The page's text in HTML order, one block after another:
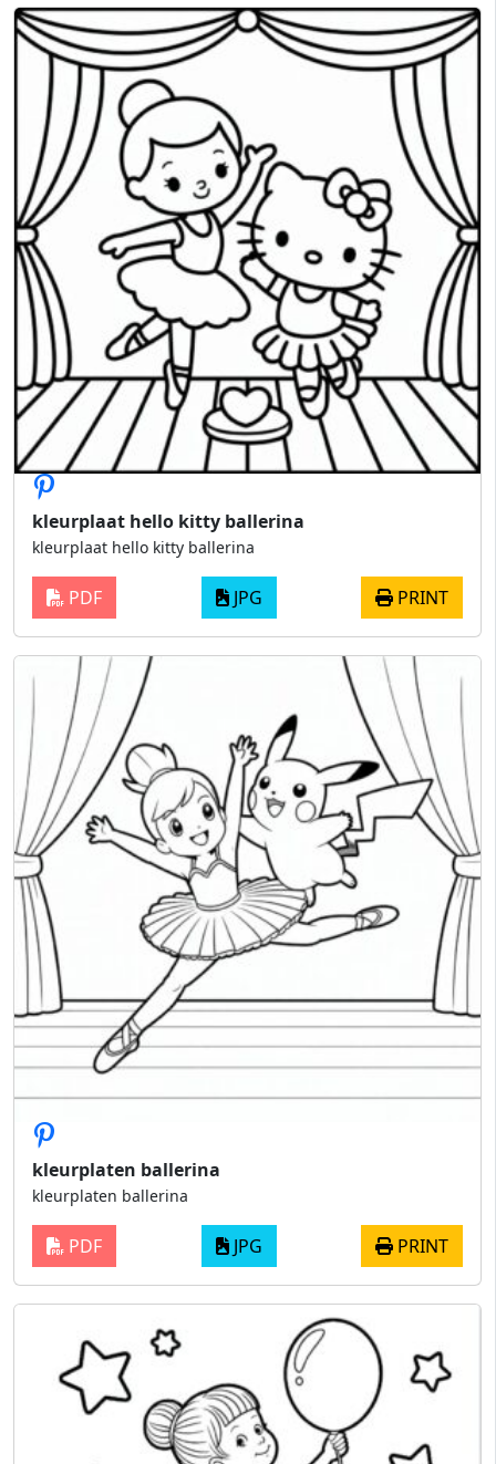
kleurplaat hello kitty ballerina
kleurplaat hello kitty ballerina
PDF JPG PRINT
kleurplaten ballerina
kleurplaten ballerina
PDF JPG PRINT